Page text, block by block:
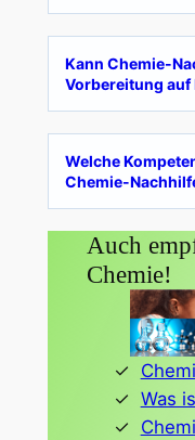
Kann Chemie-
Vorbereitung auf
Welche
Chemie-
Auch
Chemie!
Was